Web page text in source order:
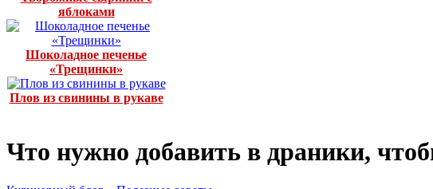
яблоками
Шоколадное печенье
«Трещинки»
Плов из свинины в рукаве
Что нужно добавить в драники,